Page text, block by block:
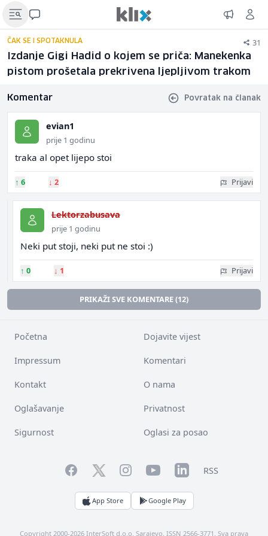
ČAK SE I SPOTAKNULA 31
Izdanje Gigi Hadid o kojem se priča: Manekenka
pistom prošetala prekrivena ljepljivom trakom
Komentar Povratak na članak
evian1
prije 1 godinu
traka al opet lijepo stoi
↑ 6 ↓ 2 Prijavi
Lektorzabusava
prije 1 godinu
Neki put stoji, neki put ne stoi :)
↑ 0 ↓ 1 Prijavi
PRIKAŽI SVE KOMENTARE (12)
Početna Dojavite vijest
Impressum Komentari
Kontakt O nama
Oglašavanje Privatnost
Sigurnost Oglasi za posao
FacebookTwitterInstagramYouTubeLinkedInRSS
App Store Google Play
Copyright 2000-2026 InterSoft d.o.o. Sarajevo. ISSN 2566-3771. Sva prava